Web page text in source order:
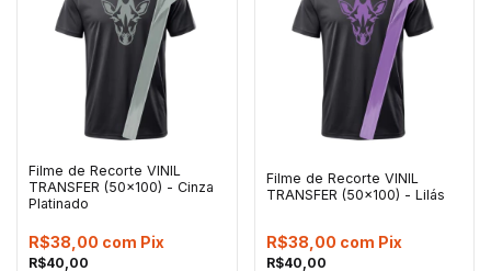
Filme de Recorte VINIL
TRANSFER (50x100) - Cinza
Platinado
R$40,00
R$38,00 com Pix
Filme de Recorte VINIL
TRANSFER (50x100) - Lilás
R$40,00
R$38,00 com Pix